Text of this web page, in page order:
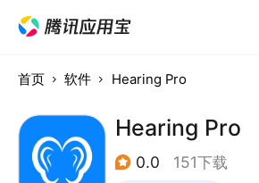
首页 软件 Hearing Pro
Hearing Pro
0.0 151下载